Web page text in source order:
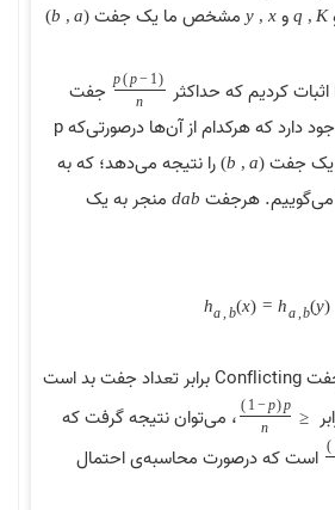
K
,
q وx
,
yمشخص ما یک جفت (
a
,
b
)
اثبات کردیم که حداکثر
p(p− 1)
n
جفت
وجود دارد که هرکدام از آن‌ها درصورتی‌که p
یک جفت (
a
,
b
) را نتیجه می‌دهد؛ که به
می‌گوییم. هرجفت b
a
d منجر به یک
ha, b(x) = ha,b(y)
و از آن‌جایی که تعداد جفت Conflicting برابر تعداد جفت بد است
≤
p
(
p
−
1
)
n
، می‌توان نتیجه گرفت که
) است که درصورت محاسبه‌ی احتمال